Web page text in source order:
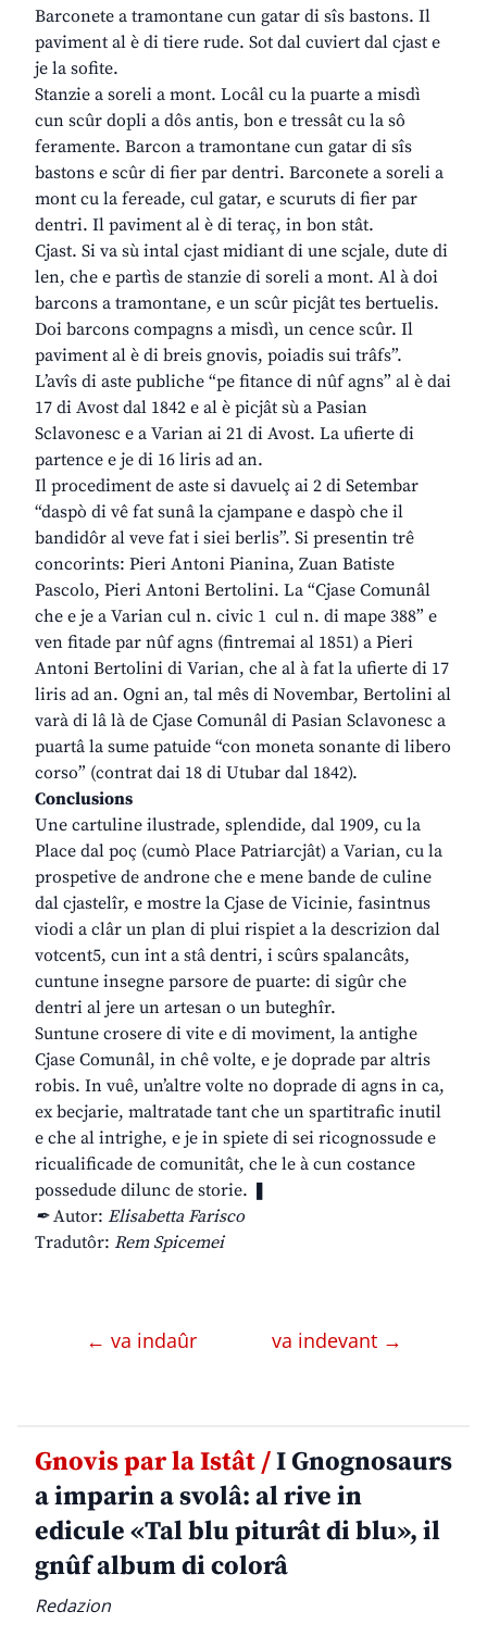
Barconete a tramontane cun gatar di sîs bastons. Il
paviment al è di tiere rude. Sot dal cuviert dal cjast e
je la sofite.
Stanzie a soreli a mont. Locâl cu la puarte a misdì
cun scûr dopli a dôs antis, bon e tressât cu la sô
feramente. Barcon a tramontane cun gatar di sîs
bastons e scûr di fier par dentri. Barconete a soreli a
mont cu la fereade, cul gatar, e scuruts di fier par
dentri. Il paviment al è di teraç, in bon stât.
Cjast. Si va sù intal cjast midiant di une scjale, dute di
len, che e partìs de stanzie di soreli a mont. Al à doi
barcons a tramontane, e un scûr picjât tes bertuelis.
Doi barcons compagns a misdì, un cence scûr. Il
paviment al è di breis gnovis, poiadis sui trâfs”.
L’avîs di aste publiche “pe fitance di nûf agns” al è dai
17 di Avost dal 1842 e al è picjât sù a Pasian
Sclavonesc e a Varian ai 21 di Avost. La ufierte di
partence e je di 16 liris ad an.
Il procediment de aste si davuelç ai 2 di Setembar
“daspò di vê fat sunâ la cjampane e daspò che il
bandidôr al veve fat i siei berlis”. Si presentin trê
concorints: Pieri Antoni Pianina, Zuan Batiste
Pascolo, Pieri Antoni Bertolini. La “Cjase Comunâl
che e je a Varian cul n. civic 1 cul n. di mape 388” e
ven fitade par nûf agns (fintremai al 1851) a Pieri
Antoni Bertolini di Varian, che al à fat la ufierte di 17
liris ad an. Ogni an, tal mês di Novembar, Bertolini al
varà di lâ là de Cjase Comunâl di Pasian Sclavonesc a
puartâ la sume patuide “con moneta sonante di libero
corso” (contrat dai 18 di Utubar dal 1842).
Conclusions
Une cartuline ilustrade, splendide, dal 1909, cu la
Place dal poç (cumò Place Patriarcjât) a Varian, cu la
prospetive de androne che e mene bande de culine
dal cjastelîr, e mostre la Cjase de Vicinie, fasintnus
viodi a clâr un plan di plui rispiet a la descrizion dal
votcent5, cun int a stâ dentri, i scûrs spalancâts,
cuntune insegne parsore de puarte: di sigûr che
dentri al jere un artesan o un buteghîr.
Suntune crosere di vite e di moviment, la antighe
Cjase Comunâl, in chê volte, e je doprade par altris
robis. In vuê, un’altre volte no doprade di agns in ca,
ex becjarie, maltratade tant che un spartitrafic inutil
e che al intrighe, e je in spiete di sei ricognossude e
ricualificade de comunitât, che le à cun costance
possedude dilunc de storie. ❚
✒Autor: Elisabetta Farisco
Tradutôr: Rem Spicemei
← va indaûr va indevant →
Gnovis par la Istât /I Gnognosaurs
a imparin a svolâ: al rive in
edicule «Tal blu piturât di blu», il
gnûf album di colorâ
Redazion